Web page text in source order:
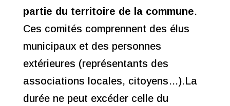
partie du territoire de la commune.
Ces comités comprennent des élus
municipaux et des personnes
extérieures (représentants des
associations locales, citoyens…).La
durée ne peut excéder celle du